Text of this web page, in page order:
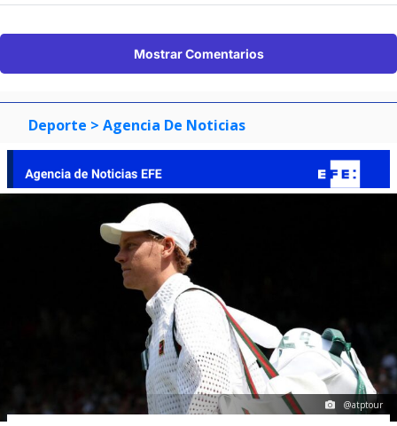
Mostrar Comentarios
Deporte > Agencia De Noticias
@atptour